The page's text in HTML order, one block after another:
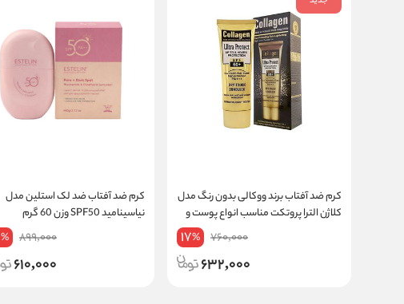
کرم ضد آفتاب برند ووکالی بدون رنگ مدل
کلاژن الترا پروتکت مناسب انواع پوست و
760,000
17%
632,000
کرم ضد آفتاب ضد لک استلین مدل
نیاسینامید SPF50 وزن 60 گرم
899,000
%
610,000